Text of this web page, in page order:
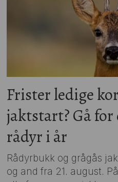
Frister ledige
jaktstart? Gå for
rådyr i år
Rådyrbukk og grågås
og and fra 21. august.